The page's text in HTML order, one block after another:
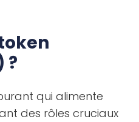
?
qui alimente
des rôles cruciaux